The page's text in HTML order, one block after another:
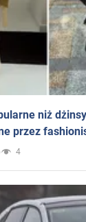
niż
przez
4